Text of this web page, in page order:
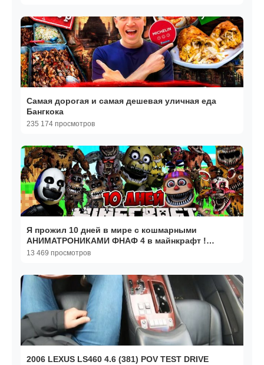
Самая дорогая и самая дешевая уличная еда
Бангкока
235 174 просмотров
Я прожил 10 дней в мире с кошмарными
АНИМАТРОНИКАМИ ФНАФ 4 в майнкрафт !
ФИЛЬМ все серии FNAF 4 MINE
13 469 просмотров
2006 LEXUS LS460 4.6 (381) POV TEST DRIVE